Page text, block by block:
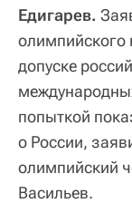
Едигарев.
допуске
попыткой
о России,
олимпийский
Васильев.